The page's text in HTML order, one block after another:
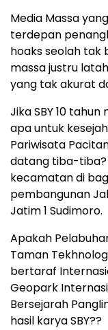
Media Massa
terdepan
hoaks seolah tak
massa justru
yang tak akurat
Jika SBY 10
apa untuk
Pariwisata
datang tiba-tiba?
kecamatan di
pembangunan
Jatim 1 Sudimoro.
Apakah
Taman
bertaraf
Geopark
Bersejarah
hasil karya SBY??